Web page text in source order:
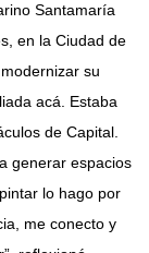
Santamaría
en la Ciudad de
su
acá. Estaba
de Capital.
generar espacios
lo hago por
me conecto y